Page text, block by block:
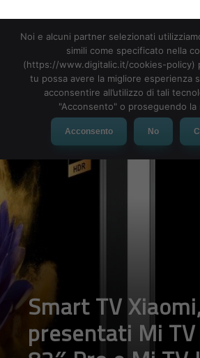
MENU
Smart TV Xiaomi,
presentati Mi TV
82″ Pro e Mi TV
Noi e alcuni partner selezionati
simili come specificato nella
(https://www.digitalic.it/cookies-policy)
tu possa avere la migliore esperienza
acconsentire all’utilizzo di tali
"Acconsento" o proseguendo la
Acconsento No